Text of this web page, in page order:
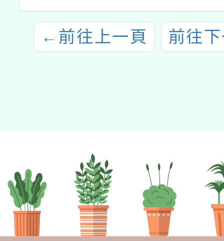
← 前往上一頁 前往